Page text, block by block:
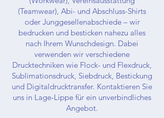
(Teamwear), Abi- und Abschluss-Shirts
oder Junggesellenabschiede – wir
bedrucken und besticken nahezu alles
nach Ihrem Wunschdesign. Dabei
verwenden wir verschiedene
Drucktechniken wie Flock- und Flexdruck,
Sublimationsdruck, Siebdruck, Bestickung
und Digitaldrucktransfer. Kontaktieren Sie
uns in Lage-Lippe für ein unverbindliches
Angebot.